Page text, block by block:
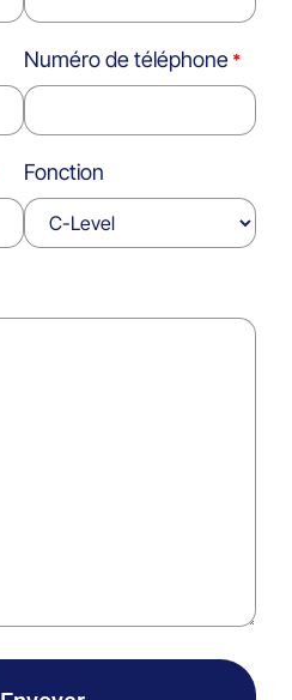
Numéro de téléphone
Fonction